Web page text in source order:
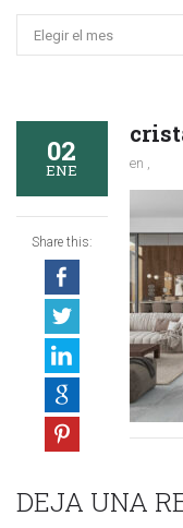
02
ENE
Share this:
en ,
DEJA UNA